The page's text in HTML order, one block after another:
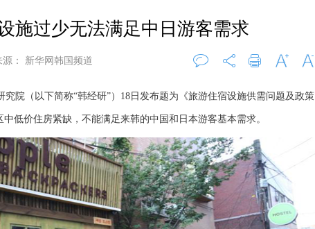
施过少无法满足中日游客需求
源： 新华网韩国频道
院（以下简称“韩经研”）18日发布题为《旅游住宿设施供需问题及政策
低价住房紧缺，不能满足来韩的中国和日本游客基本需求。